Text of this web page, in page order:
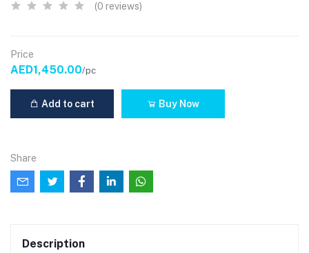
(0 reviews)
Price
AED1,450.00/pc
Add to cart Buy Now
Share
Description